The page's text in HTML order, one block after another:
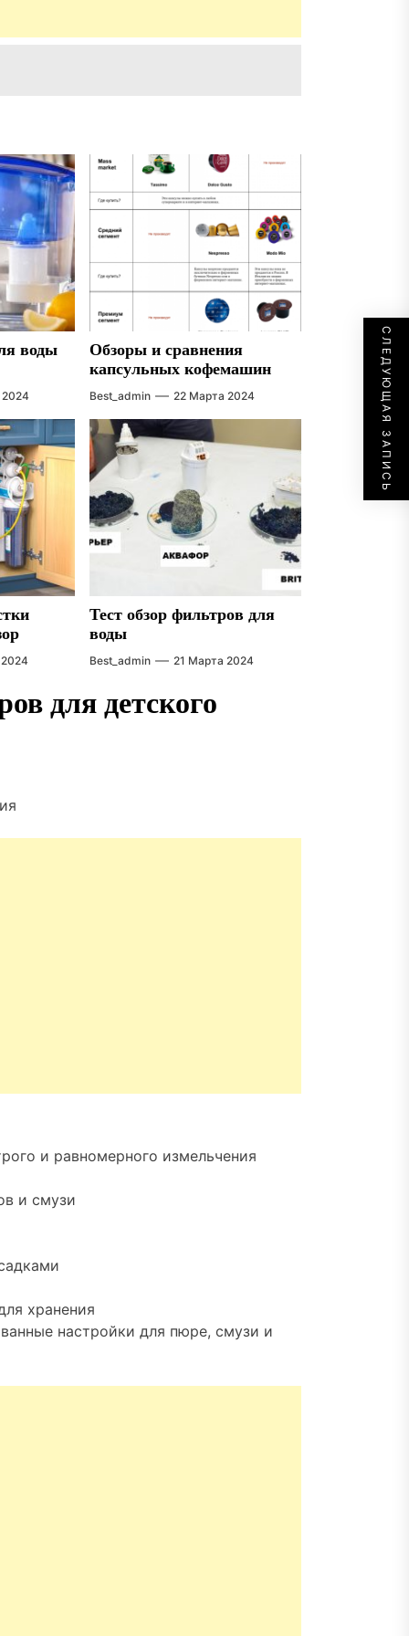
СЛЕДУЮЩАЯ ЗАПИСЬ
воды
Обзоры и сравнения
капсульных кофемашин
Best_admin 22 Марта 2024
Тест обзор фильтров для
воды
Best_admin 21 Марта 2024
для детского
и равномерного измельчения
и смузи
хранения
настройки для пюре, смузи и